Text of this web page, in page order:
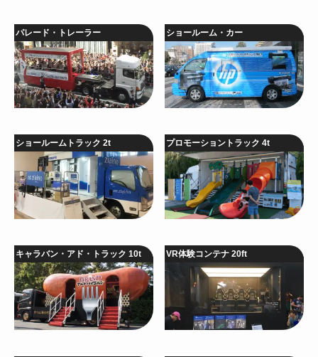
パレード・トレーラー ショールーム・カー
ショールームトラック 2t プロモーショントラック 4t
キャラバン・アド・トラック 10t VR体験コンテナ 20ft